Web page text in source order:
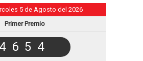
5 de Agosto del 2026
Primer Premio
4654